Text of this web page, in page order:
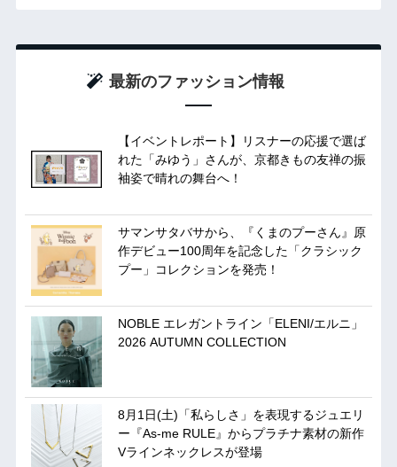
最新のファッション情報
【イベントレポート】リスナーの応援で選ば
れた「みゆう」さんが、京都きもの友禅の振
袖姿で晴れの舞台へ！
サマンサタバサから、『くまのプーさん』原
作デビュー100周年を記念した「クラシック
プー」コレクションを発売！
NOBLE エレガントライン「ELENI/エルニ」
2026 AUTUMN COLLECTION
8月1日(土)「私らしさ」を表現するジュエリ
ー『As-me RULE』からプラチナ素材の新作
Vラインネックレスが登場